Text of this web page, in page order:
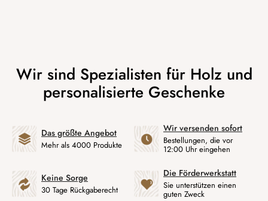
Das größte Angebot
Mehr als 4000 Produkte
Wir versenden sofort
Bestellungen, die vor
12:00 Uhr eingehen
Keine Sorge
30 Tage Rückgaberecht
Die Förderwerkstatt
Sie unterstützen einen
guten Zweck